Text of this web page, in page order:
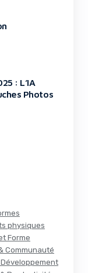
: L’IA
Photos
physiques
Forme
Communauté
Développement